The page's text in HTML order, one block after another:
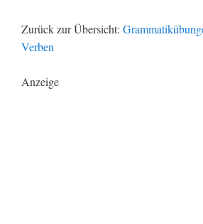
Zurück zur Übersicht:
Verben
Anzeige